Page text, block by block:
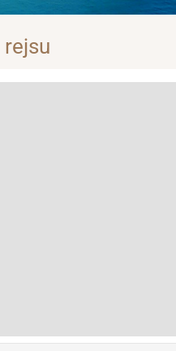
rejsu